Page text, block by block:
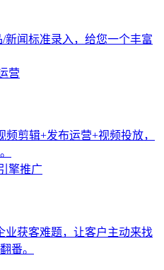
新闻标准录入，给您一个丰富
剪辑+发布运营+视频投放，
业获客难题，让客户主动来找
番。